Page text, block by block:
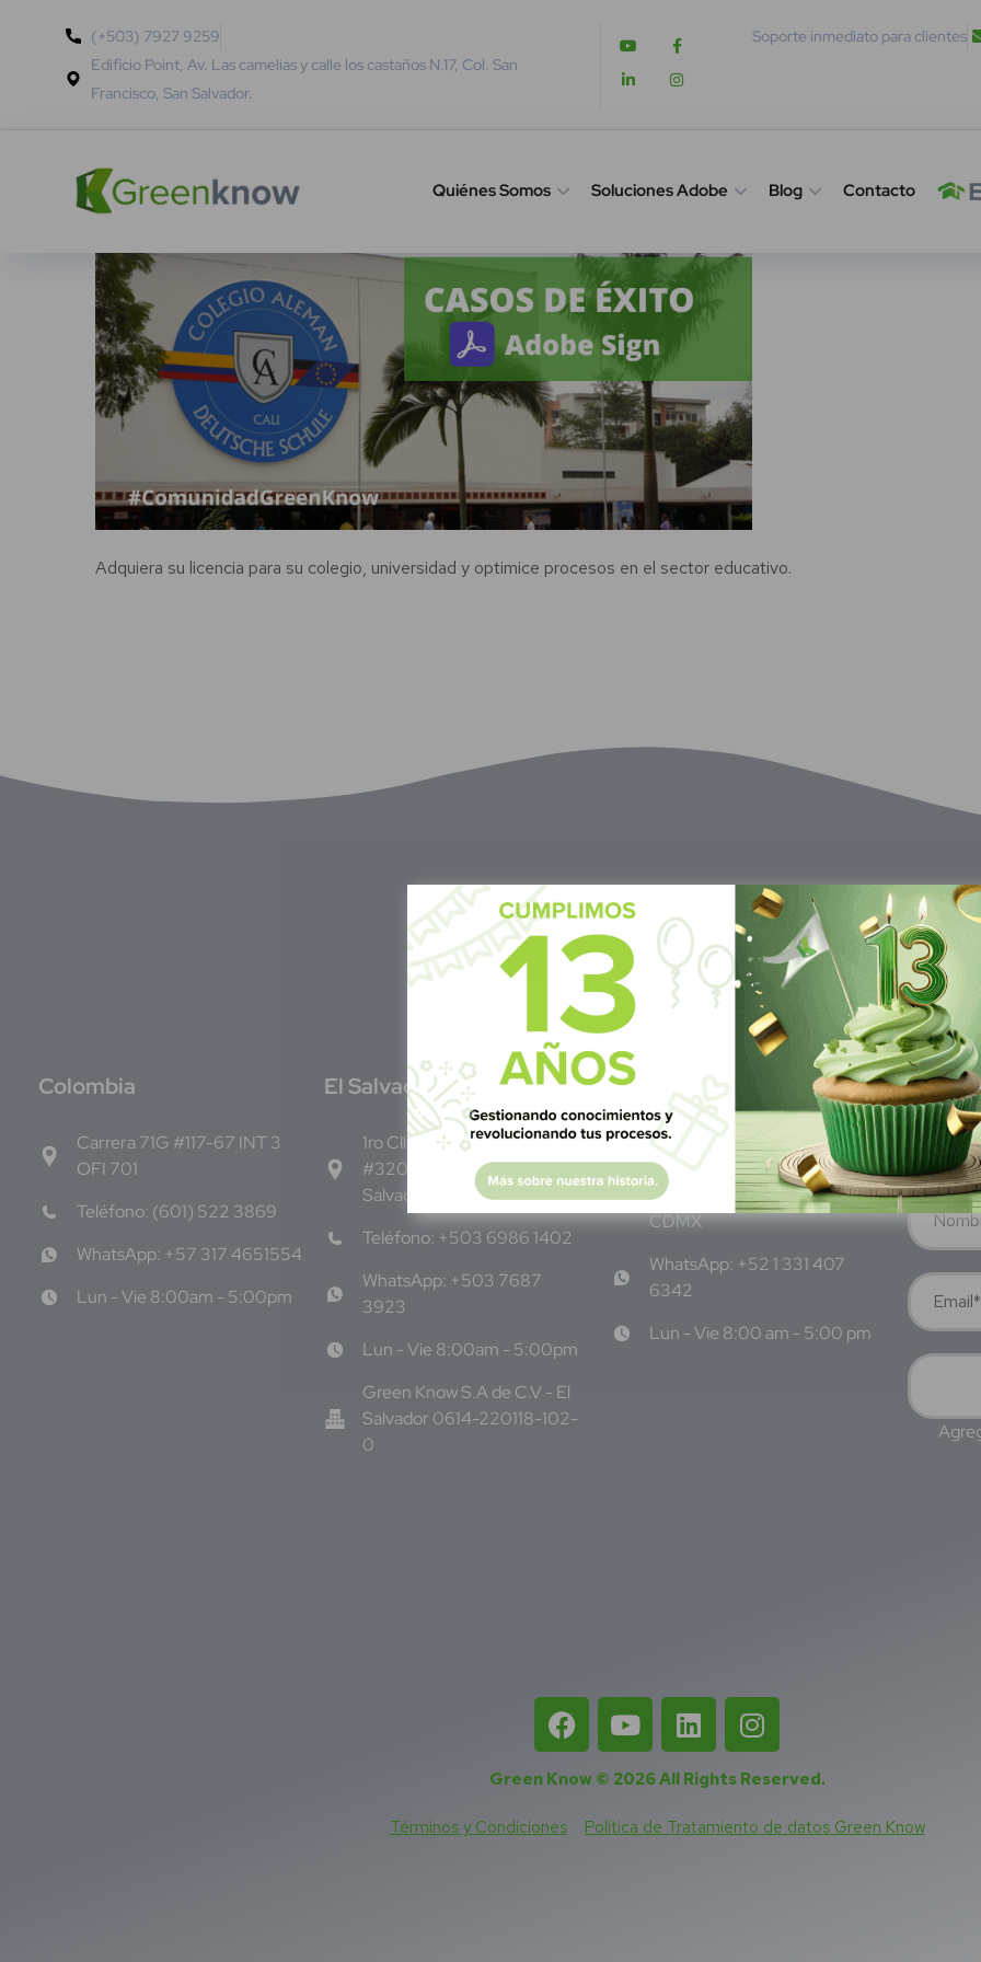
(+503) 7927 9259
Edificio Point, Av. Las camelias y calle los castaños N.17, Col. San
Francisco, San Salvador.
Soporte inmediato para clientes
Quiénes Somos Soluciones Adobe Blog Contacto
Adquiera su licencia para su colegio, universidad y optimice procesos en el sector educativo.
Colombia
Carrera 71G #117-67 INT 3
OFI 701
Teléfono: (601) 522 3869
WhatsApp: +57 317 4651554
Lun - Vie 8:00am - 5:00pm
El Salvador
1ro Cll Pte, y 61 Av Nte,
#3206, Local 9, San
Salvador Centro
Teléfono: +503 6986 1402
WhatsApp: +503 7687
3923
Lun - Vie 8:00am - 5:00pm
Green Know S.A de C.V - El
Salvador 0614-220118-102-
0
México
Calle Pitágoras 234, Col.
Narvarte Poniente, Alcaldía
Benito Juárez, C.P. 03020,
CDMX
WhatsApp: +52 1 331 407
6342
Lun - Vie 8:00 am - 5:00 pm
S
Green Know © 2026All Rights Reserved.
Términos y Condiciones Política de Tratamiento de datos Green Know